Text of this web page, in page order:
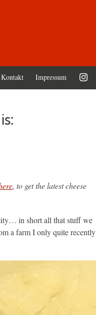
Kontakt Impressum
, to get the latest cheese
in short all that stuff we
a farm I only quite recently